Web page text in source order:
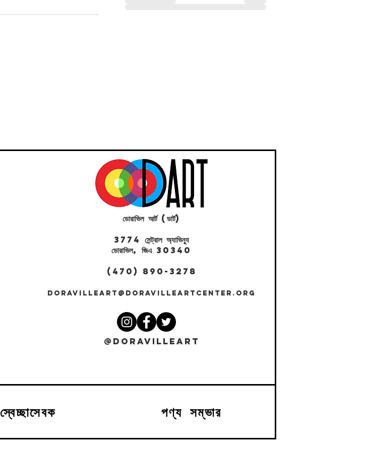
ডোরাভিল আর্ট (ডার্ট)
3774 সেন্ট্রাল অ্যাভিন্যু
ডোরাভিল, জিএ 30340
(470) 890-3278
DORAVILLEART@DORAVILLEARTCENTER.ORG
@DORAVILLEART
স্বেচ্ছাসেবক পণ্য সম্ভার